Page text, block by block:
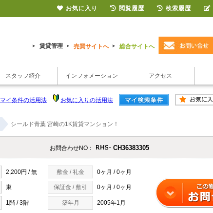
賃貸管理 売買サイトへ 総合サイトへ
スタッフ紹介 インフォメーション アクセス
マイ条件の活用法 お気に入りの活用法
シールド青葉 宮崎の1K賃貸マンション！
お問合わせNO： CH36383305
2,200円 / 無 敷金 / 礼金 0ヶ月 / 0ヶ月
東 保証金 / 敷引 0ヶ月 / 0ヶ月
1階 / 3階 築年月 2005年1月
お気に入り 閲覧履歴 検索履歴